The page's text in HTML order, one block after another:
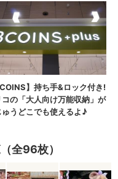
全96枚）